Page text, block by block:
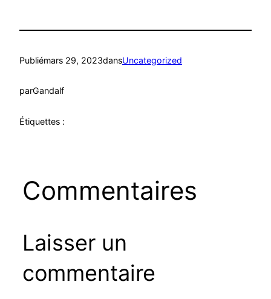
Publiémars 29, 2023dansUncategorized
parGandalf
Étiquettes :
Commentaires
Laisser un
commentaire